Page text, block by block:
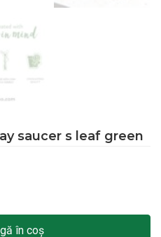
saucer s leaf green
în coș